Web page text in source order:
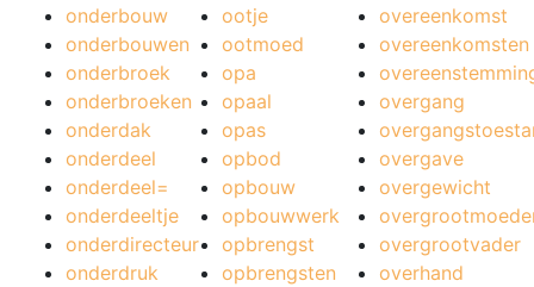
onderbouw
onderbouwen
onderbroek
onderbroeken
onderdak
onderdeel
onderdeel=
onderdeeltje
onderdirecteur
onderdruk
ootje
ootmoed
opa
opaal
opas
opbod
opbouw
opbouwwerk
opbrengst
opbrengsten
overeenkomst
overeenkomsten
overgang
overgave
overgewicht
overgrootvader
overhand